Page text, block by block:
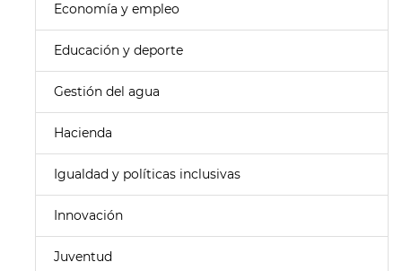
Economía y empleo
Educación y deporte
Gestión del agua
Hacienda
Igualdad y políticas inclusivas
Innovación
Juventud